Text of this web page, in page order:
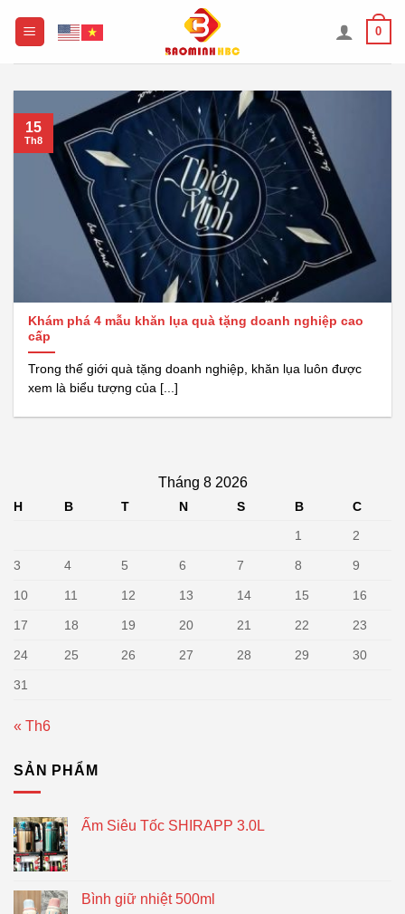
0
Khám phá 4 mẫu khăn lụa quà tặng doanh nghiệp cao
cấp
Trong thế giới quà tặng doanh nghiệp, khăn lụa luôn được
xem là biểu tượng của [...]
15
Th8
Tháng 8 2026
H B T N S B
C
1
2
3 4 5 6 7 8 9
10 11 12 13 14 15 16
17 18 19 20 21 22 23
24 25 26 27 28 29 30
31
« Th6
SẢN PHẨM
Ấm Siêu Tốc SHIRAPP 3.0L
Bình giữ nhiệt 500ml